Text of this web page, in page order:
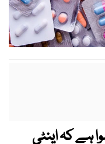
ہے کہاینٹی